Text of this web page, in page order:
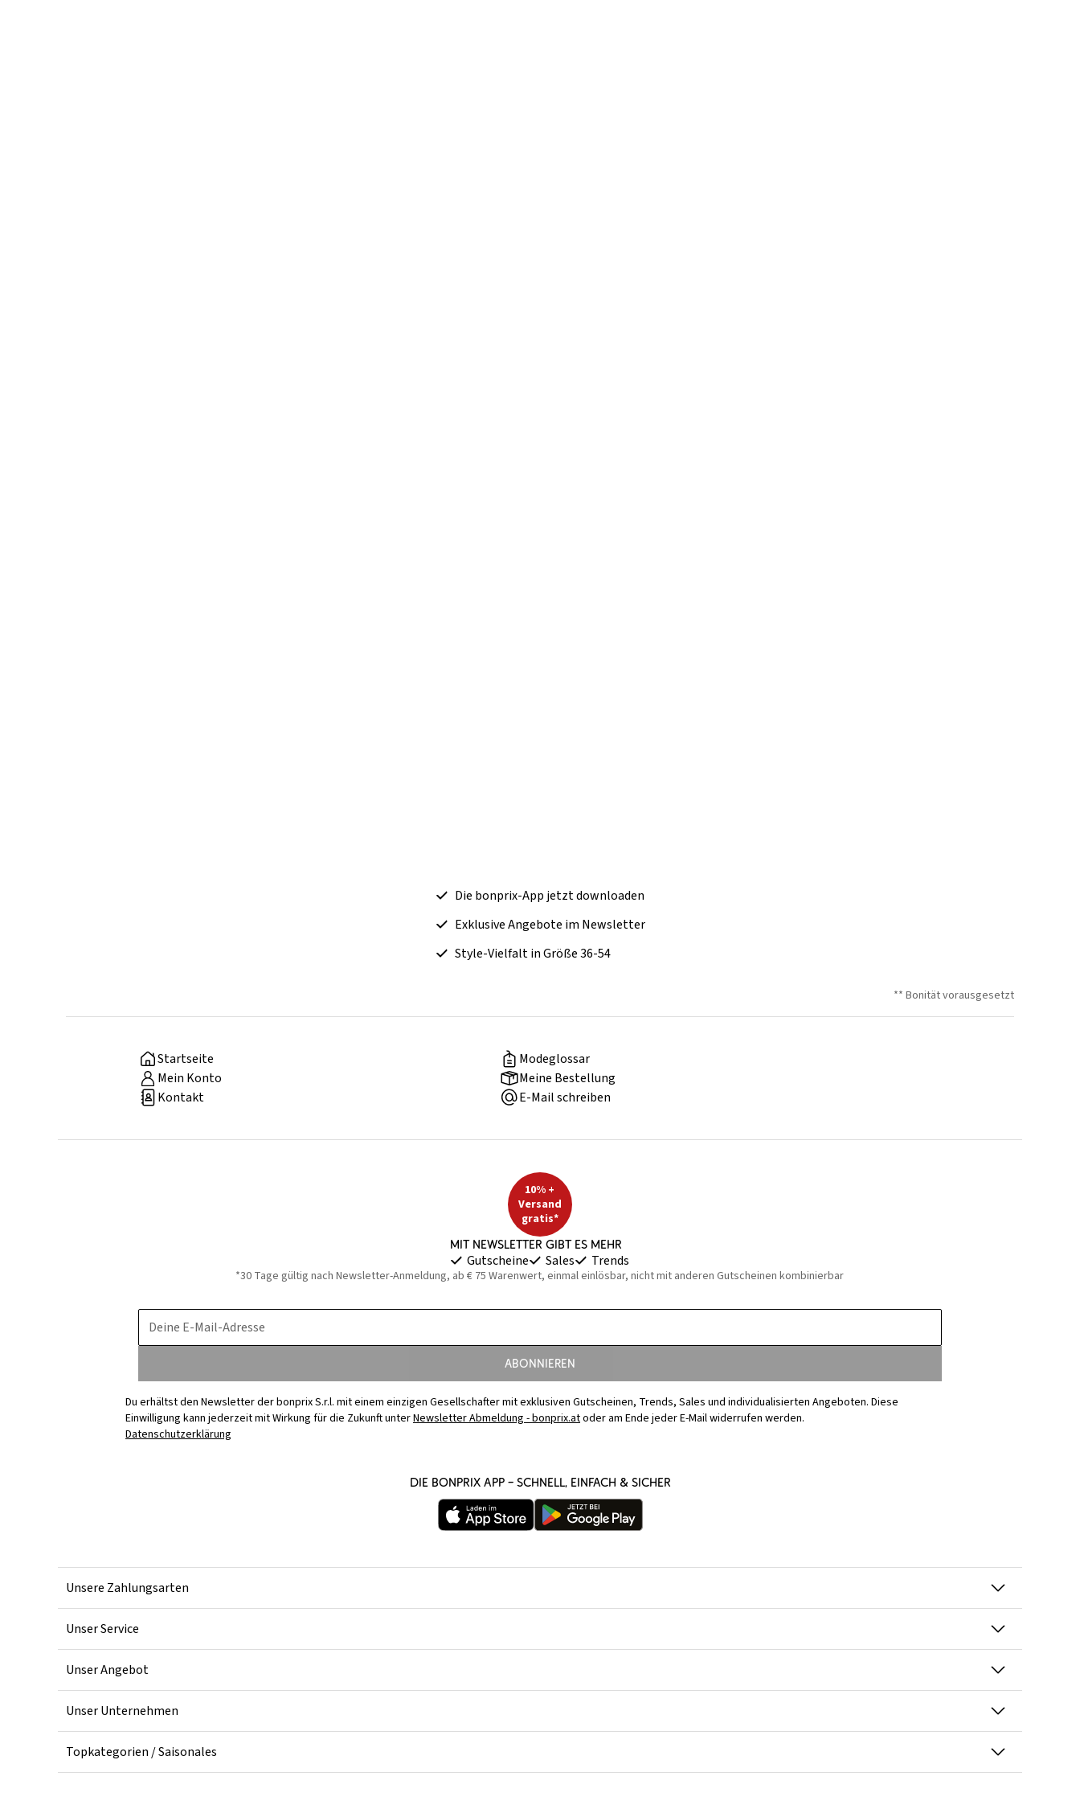
Die bonprix-App jetzt downloaden
Exklusive Angebote im Newsletter
Style-Vielfalt in Größe 36-54
** Bonität vorausgesetzt
Startseite
Modeglossar
Mein Konto
Meine Bestellung
Kontakt
E-Mail schreiben
10% +
Versand
gratis*
Mit Newsletter gibt es mehr
Gutscheine Sales Trends
*30 Tage gültig nach Newsletter-Anmeldung, ab € 75 Warenwert, einmal einlösbar, nicht mit anderen Gutscheinen kombinierbar
Deine E-Mail-Adresse
Abonnieren
Du erhältst den Newsletter der bonprix S.r.l. mit einem einzigen Gesellschafter mit exklusiven Gutscheinen, Trends, Sales und individualisierten Angeboten. Diese
Einwilligung kann jederzeit mit Wirkung für die Zukunft unterNewsletter Abmeldung - bonprix.atoder am Ende jeder E-Mail widerrufen werden.
Datenschutzerklärung
Die bonprix App – schnell, einfach & sicher
Unsere Zahlungsarten
Unser Service
Unser Angebot
Unser Unternehmen
Topkategorien / Saisonales